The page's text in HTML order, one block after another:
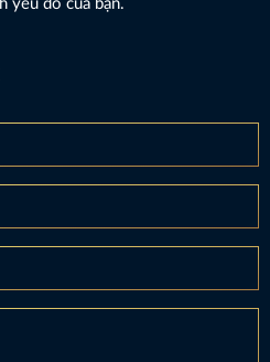
yêu đó của bạn.